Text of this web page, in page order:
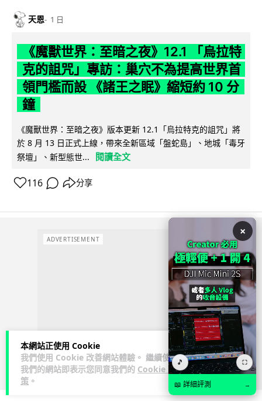
本網站正使用 Cookie
我們使用 Cookie 改善網站體驗。 繼續使用
我們的網站即表示您同意我們的 Cookie 政
策 。
天恩 1 日
《魔獸世界：至暗之夜》12.1 「烏拉特
克的詛咒」專訪：巢穴不為提高世界首
領門檻而設 《諸王之眠》縮短約 10 分
鐘
《魔獸世界：至暗之夜》版本更新 12.1「烏拉特克的詛咒」將
於 8 月 13 日正式上線，帶來全新區域「盤蛇島」、地城「毒牙
祭壇」、新型態世...
閱讀全文
116 分享
ADVERTISEMENT
×
🎵 ⛶
📖 詳細評測 →